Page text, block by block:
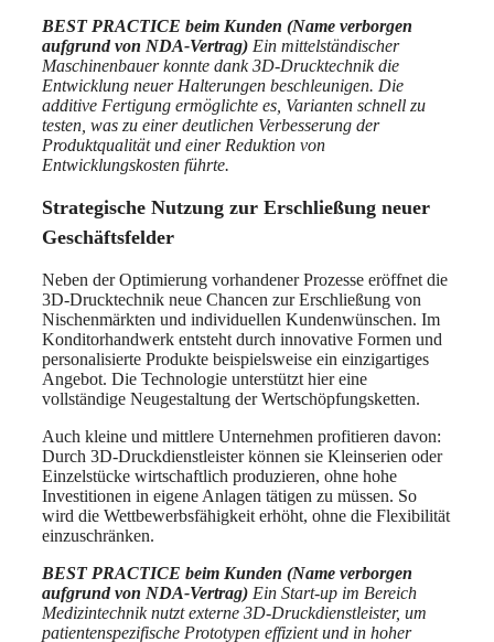
BEST PRACTICE beim Kunden (Name verborgen
aufgrund von NDA-Vertrag) Ein mittelständischer
Maschinenbauer konnte dank 3D-Drucktechnik die
Entwicklung neuer Halterungen beschleunigen. Die
additive Fertigung ermöglichte es, Varianten schnell zu
testen, was zu einer deutlichen Verbesserung der
Produktqualität und einer Reduktion von
Entwicklungskosten führte.
Strategische Nutzung zur Erschließung neuer
Geschäftsfelder
Neben der Optimierung vorhandener Prozesse eröffnet die
3D-Drucktechnik neue Chancen zur Erschließung von
Nischenmärkten und individuellen Kundenwünschen. Im
Konditorhandwerk entsteht durch innovative Formen und
personalisierte Produkte beispielsweise ein einzigartiges
Angebot. Die Technologie unterstützt hier eine
vollständige Neugestaltung der Wertschöpfungsketten.
Auch kleine und mittlere Unternehmen profitieren davon:
Durch 3D-Druckdienstleister können sie Kleinserien oder
Einzelstücke wirtschaftlich produzieren, ohne hohe
Investitionen in eigene Anlagen tätigen zu müssen. So
wird die Wettbewerbsfähigkeit erhöht, ohne die Flexibilität
einzuschränken.
BEST PRACTICE beim Kunden (Name verborgen
aufgrund von NDA-Vertrag) Ein Start-up im Bereich
Medizintechnik nutzt externe 3D-Druckdienstleister, um
patientenspezifische Prototypen effizient und in hoher